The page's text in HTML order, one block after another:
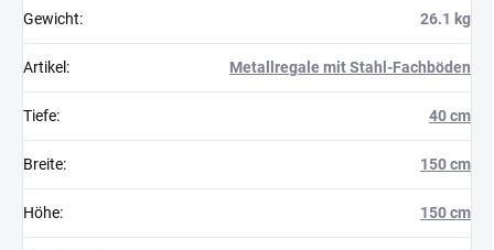
Gewicht: 26.1 kg
Artikel : Metallregale mit Stahl-Fachböden
Tiefe: 40 cm
Breite: 150 cm
Höhe: 150 cm